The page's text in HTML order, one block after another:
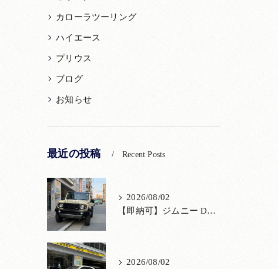
カローラツーリング
ハイエース
プリウス
ブログ
お知らせ
最近の投稿 Recent Posts
2026/08/02
【即納可】ジムニー DAMD「little D.」コンプリート！登録済未使用車あり
2026/08/02